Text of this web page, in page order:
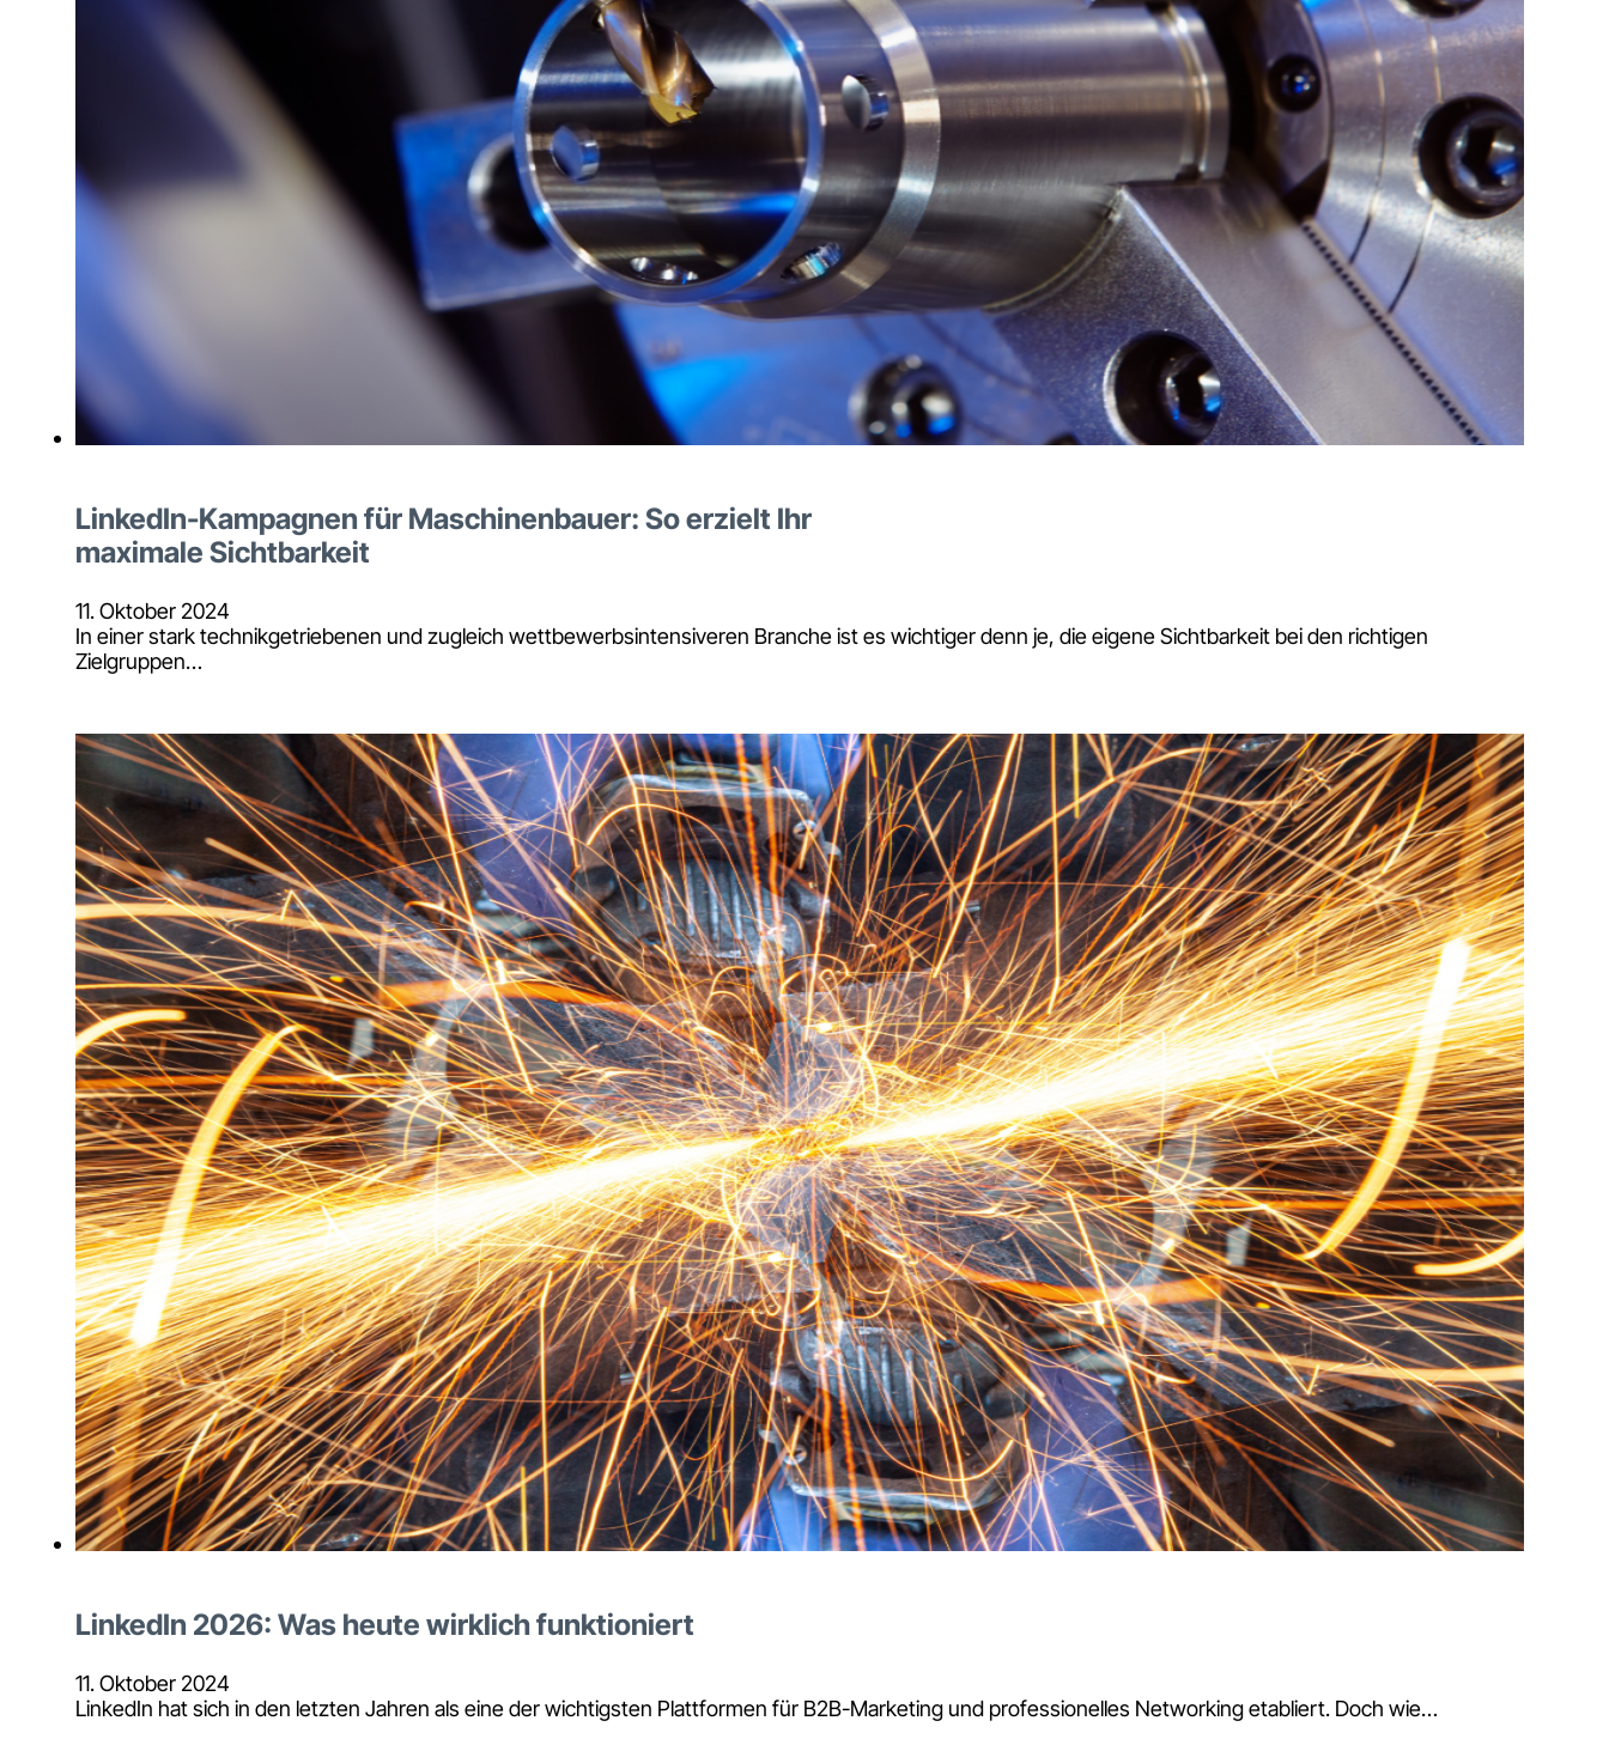
LinkedIn-Kampagnen für Maschinenbauer: So erzielt Ihr
maximale Sichtbarkeit
11. Oktober 2024
In einer stark technikgetriebenen und zugleich wettbewerbsintensiveren Branche ist es wichtiger denn je, die eigene Sichtbarkeit bei den richtigen
Zielgruppen…
LinkedIn 2026: Was heute wirklich funktioniert
11. Oktober 2024
LinkedIn hat sich in den letzten Jahren als eine der wichtigsten Plattformen für B2B-Marketing und professionelles Networking etabliert. Doch wie…